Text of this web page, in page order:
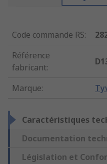
Code commande RS:
Référence
fabricant:
Marque:
Caractéristiques
Documentation
Législation et